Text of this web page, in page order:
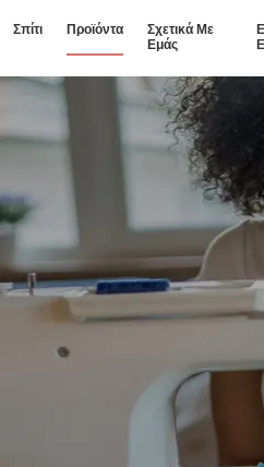
Σπίτι Προϊόντα
Σχετικά Με
Εμάς